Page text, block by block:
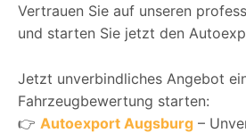
Vertrauen Sie auf unseren
und starten Sie jetzt den
Jetzt unverbindliches Angebot
Fahrzeugbewertung starten:
👉 Autoexport Augsburg –